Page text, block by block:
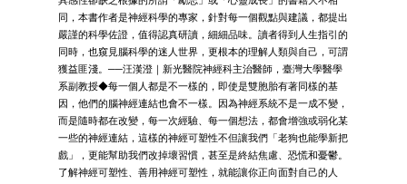
同，本書作者是神經科學的專家，針對每一個觀點與建議，都提出
嚴謹的科學佐證，值得認真研讀，細細品味。讀者得到人生指引的
同時，也窺見腦科學的迷人世界，更根本的理解人類與自己，可謂
獲益匪淺。──汪漢澄｜新光醫院神經科主治醫師，臺灣大學醫學
系副教授◆每一個人都是不一樣的，即使是雙胞胎有著同樣的基
因，他們的腦神經連結也會不一樣。因為神經系統不是一成不變，
而是隨時都在改變，每一次經驗、每一個想法，都會增強或弱化某
一些的神經連結，這樣的神經可塑性不但讓我們「老狗也能學新把
戲」，更能幫助我們改掉壞習慣，甚至是終結焦慮、恐慌和憂鬱。
了解神經可塑性、善用神經可塑性，就能讓你正向面對自己的人